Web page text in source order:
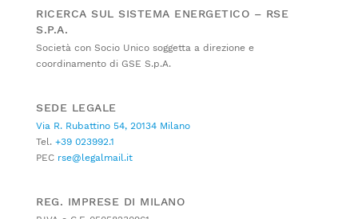
RICERCA SUL SISTEMA ENERGETICO – RSE
S.P.A.
Società con Socio Unico soggetta a direzione e
coordinamento di GSE S.p.A.
SEDE LEGALE
Via R. Rubattino 54, 20134 Milano
Tel. +39 023992.1
PEC rse@legalmail.it
REG. IMPRESE DI MILANO